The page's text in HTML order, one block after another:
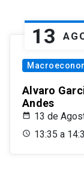
13
Alvaro
Andes
13 de
13:35 a